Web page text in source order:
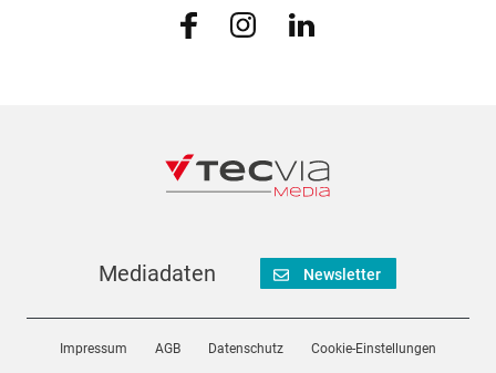
Mediadaten Newsletter
Impressum AGB Datenschutz Cookie-Einstellungen